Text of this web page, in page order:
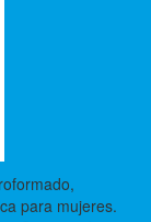
para mujeres.